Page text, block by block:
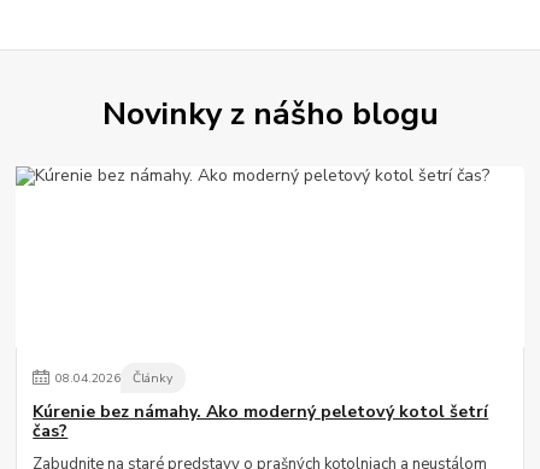
Novinky z nášho blogu
08.04.2026 Články
Kúrenie bez námahy. Ako moderný peletový kotol šetrí
čas?
Zabudnite na staré predstavy o prašných kotolniach a neustálom